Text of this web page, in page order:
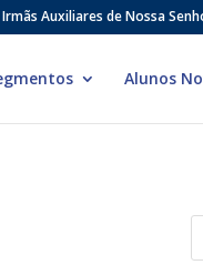
Auxiliares de Nossa
Alunos